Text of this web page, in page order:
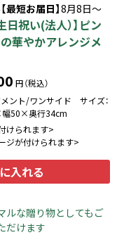
【最短お届日】8月8日～
日祝い(法人）】ピン
華やかアレンジメ
円（税込）
ント/ワンサイド サイズ：
50×奥行34cm
けられます>
ジが付けられます>
入れる
ルな贈り物としてもご
だけます